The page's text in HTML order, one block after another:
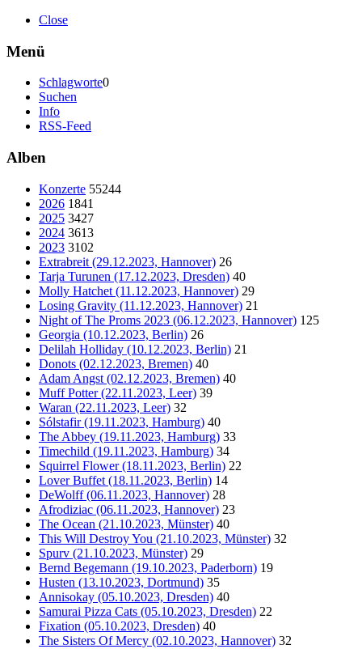
Close
Menü
Schlagworte0
Suchen
Info
RSS-Feed
Alben
Konzerte 55244
2026 1841
2025 3427
2024 3613
2023 3102
Extrabreit (29.12.2023, Hannover) 26
Tarja Turunen (17.12.2023, Dresden) 40
Molly Hatchet (11.12.2023, Hannover) 29
Losing Gravity (11.12.2023, Hannover) 21
Night of The Proms 2023 (06.12.2023, Hannover) 125
Georgia (10.12.2023, Berlin) 26
Delilah Holliday (10.12.2023, Berlin) 21
Donots (02.12.2023, Bremen) 40
Adam Angst (02.12.2023, Bremen) 40
Muff Potter (22.11.2023, Leer) 39
Waran (22.11.2023, Leer) 32
Sólstafir (19.11.2023, Hamburg) 40
The Abbey (19.11.2023, Hamburg) 33
Timechild (19.11.2023, Hamburg) 34
Squirrel Flower (18.11.2023, Berlin) 22
Lover Buffet (18.11.2023, Berlin) 14
DeWolff (06.11.2023, Hannover) 28
Afrodiziac (06.11.2023, Hannover) 23
The Ocean (21.10.2023, Münster) 40
This Will Destroy You (21.10.2023, Münster) 32
Spurv (21.10.2023, Münster) 29
Bernd Begemann (19.10.2023, Paderborn) 19
Husten (13.10.2023, Dortmund) 35
Annisokay (05.10.2023, Dresden) 40
Samurai Pizza Cats (05.10.2023, Dresden) 22
Fixation (05.10.2023, Dresden) 40
The Sisters Of Mercy (02.10.2023, Hannover) 32